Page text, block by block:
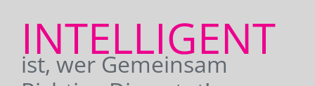
INTELLIGENT
ist, wer Gemeinsam